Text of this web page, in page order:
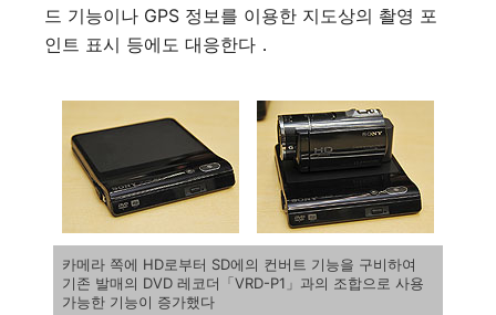
드 기능이나 GPS 정보를 이용한 지도상의 촬영 포
인트 표시 등에도 대응한다．
카메라 쪽에 HD로부터 SD에의 컨버트 기능을 구비하여
기존 발매의 DVD 레코더「VRD-P1」과의 조합으로 사용
가능한 기능이 증가했다